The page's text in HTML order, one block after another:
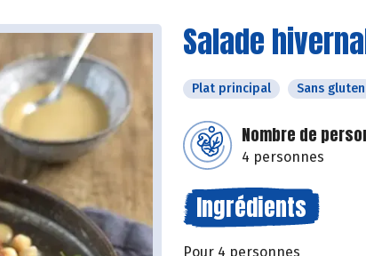
Salade
Plat principal Sans gluten
Nombre de
4 personnes
Ingrédients
Pour 4 personnes